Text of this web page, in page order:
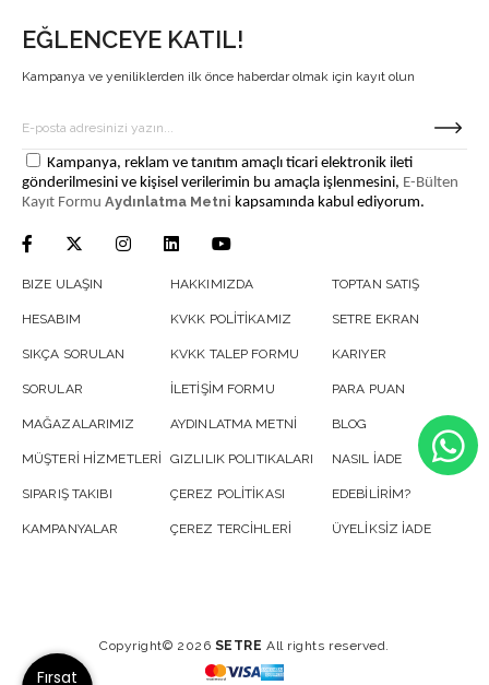
EĞLENCEYE KATIL!
Kampanya ve yeniliklerden ilk önce haberdar olmak için kayıt olun
Kampanya, reklam ve tanıtım amaçlı ticari elektronik ileti
gönderilmesini ve kişisel verilerimin bu amaçla işlenmesini, E-Bülten
Kayıt Formu Aydınlatma Metni kapsamında kabul ediyorum.
BIZE ULAŞIN
HESABIM
SIKÇA SORULAN
SORULAR
MAĞAZALARIMIZ
MÜŞTERİ HİZMETLERİ
SIPARIŞ TAKIBI
KAMPANYALAR
HAKKIMIZDA
KVKK POLİTİKAMIZ
KVKK TALEP FORMU
İLETİŞİM FORMU
AYDINLATMA METNİ
GIZLILIK POLITIKALARI
ÇEREZ POLİTİKASI
ÇEREZ TERCİHLERİ
TOPTAN SATIŞ
SETRE EKRAN
KARIYER
PARA PUAN
BLOG
NASIL İADE
EDEBİLİRİM?
ÜYELİKSİZ İADE
Copyright© 2026 SETRE All rights reserved.
Fırsat